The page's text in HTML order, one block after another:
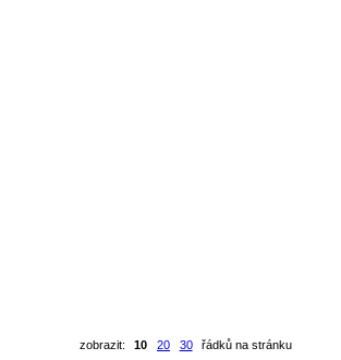
zobrazit:
10 20 30 řádků na stránku